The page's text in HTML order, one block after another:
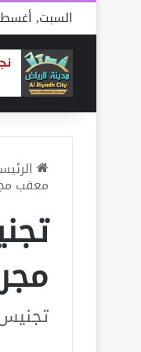
السبت, أغسطس 8
معقب